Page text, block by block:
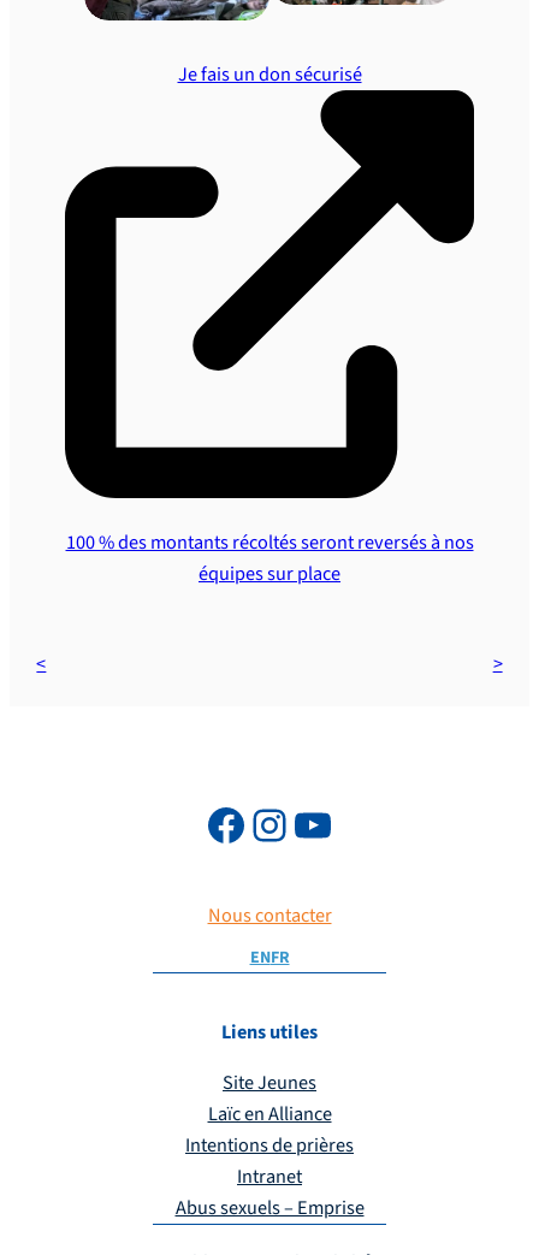
Je fais un don sécurisé
100 % des montants récoltés seront reversés à nos
équipes sur place
Nous contacter
ENFR
Liens utiles
Site Jeunes
Laïc en Alliance
Intentions de prières
Intranet
Abus sexuels – Emprise